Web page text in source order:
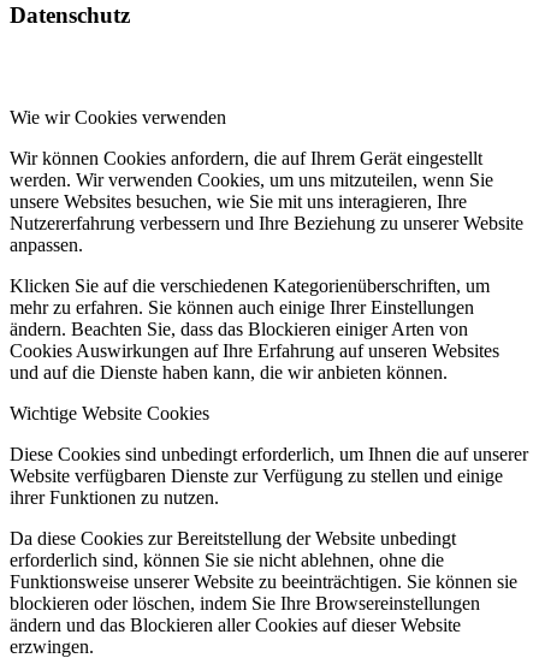
Datenschutz
Wie wir Cookies verwenden
Wir können Cookies anfordern, die auf Ihrem Gerät eingestellt
werden. Wir verwenden Cookies, um uns mitzuteilen, wenn Sie
unsere Websites besuchen, wie Sie mit uns interagieren, Ihre
Nutzererfahrung verbessern und Ihre Beziehung zu unserer Website
anpassen.
Klicken Sie auf die verschiedenen Kategorienüberschriften, um
mehr zu erfahren. Sie können auch einige Ihrer Einstellungen
ändern. Beachten Sie, dass das Blockieren einiger Arten von
Cookies Auswirkungen auf Ihre Erfahrung auf unseren Websites
und auf die Dienste haben kann, die wir anbieten können.
Wichtige Website Cookies
Diese Cookies sind unbedingt erforderlich, um Ihnen die auf unserer
Website verfügbaren Dienste zur Verfügung zu stellen und einige
ihrer Funktionen zu nutzen.
Da diese Cookies zur Bereitstellung der Website unbedingt
erforderlich sind, können Sie sie nicht ablehnen, ohne die
Funktionsweise unserer Website zu beeinträchtigen. Sie können sie
blockieren oder löschen, indem Sie Ihre Browsereinstellungen
ändern und das Blockieren aller Cookies auf dieser Website
erzwingen.